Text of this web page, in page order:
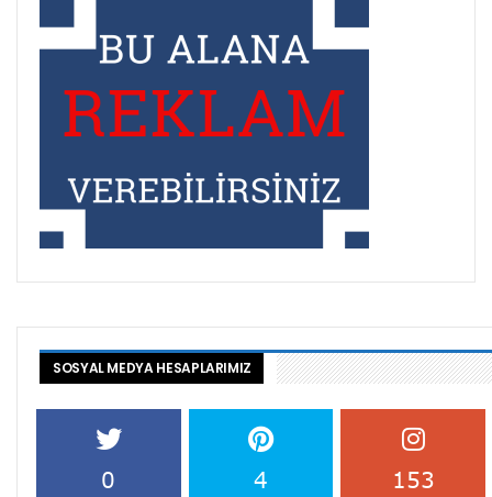
SOSYAL MEDYA HESAPLARIMIZ
0 4 153